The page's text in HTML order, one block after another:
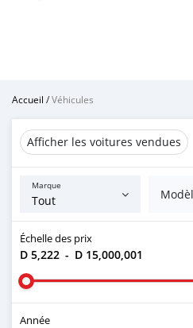
Accueil /Véhicules
Afficher les voitures vendues
Marque
Échelle des prix
D 5,222 - D 15,000,001
Année